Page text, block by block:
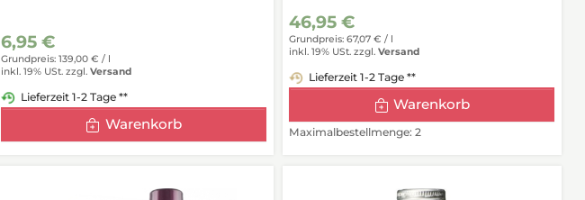
6,95 €
Grundpreis: 139,00 € / l
inkl. 19% USt. zzgl. Versand
Lieferzeit 1-2 Tage **
Warenkorb
46,95 €
Grundpreis: 67,07 € / l
inkl. 19% USt. zzgl.Versand
Lieferzeit 1-2 Tage **
Warenkorb
Maximalbestellmenge: 2